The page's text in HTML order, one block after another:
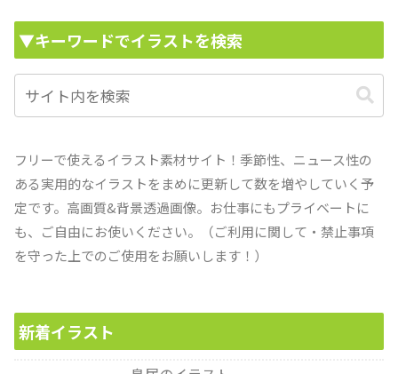
▼キーワードでイラストを検索
フリーで使えるイラスト素材サイト！季節性、ニュース性の
ある実用的なイラストをまめに更新して数を増やしていく予
定です。高画質&背景透過画像。お仕事にもプライベートに
も、ご自由にお使いください。（ご利用に関して・禁止事項
を守った上でのご使用をお願いします！）
新着イラスト